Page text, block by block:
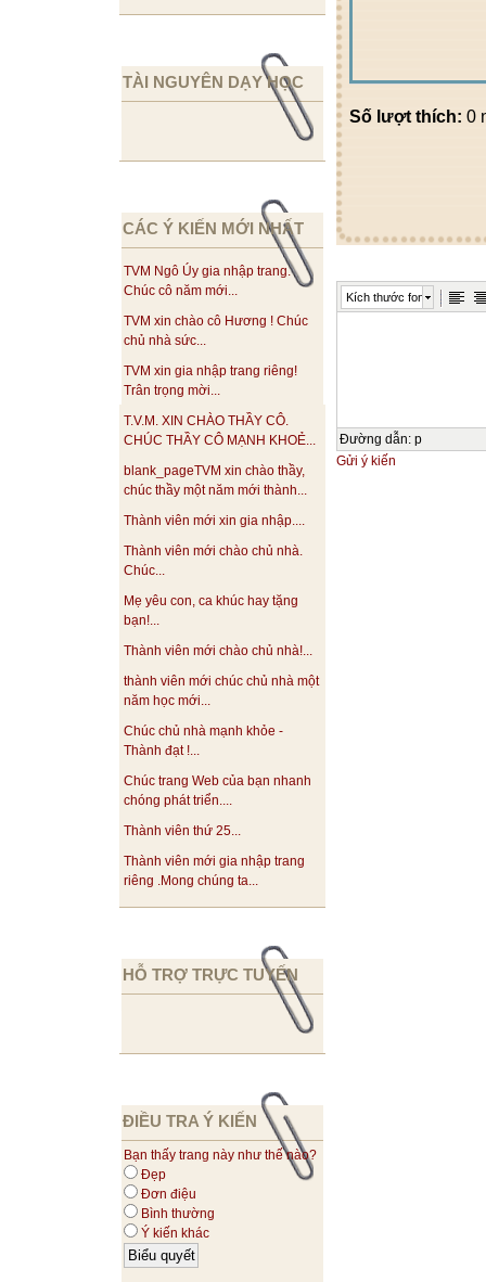
TÀI NGUYÊN DẠY HỌC
CÁC Ý KIẾN MỚI NHẤT
TVM Ngô Úy gia nhập trang.
Chúc cô năm mới...
TVM xin chào cô Hương ! Chúc
chủ nhà sức...
TVM xin gia nhập trang riêng!
Trân trọng mời...
T.V.M. XIN CHÀO THẦY CÔ.
CHÚC THẦY CÔ MẠNH KHOẺ...
blank_pageTVM xin chào thầy,
chúc thầy một năm mới thành...
Thành viên mới xin gia nhập....
Thành viên mới chào chủ nhà.
Chúc...
Mẹ yêu con, ca khúc hay tặng
bạn!...
Thành viên mới chào chủ nhà!...
thành viên mới chúc chủ nhà một
năm học mới...
Chúc chủ nhà mạnh khỏe -
Thành đạt !...
Chúc trang Web của bạn nhanh
chóng phát triển....
Thành viên thứ 25...
Thành viên mới gia nhập trang
riêng .Mong chúng ta...
HỖ TRỢ TRỰC TUYẾN
ĐIỀU TRA Ý KIẾN
Bạn thấy trang này như thế nào?
Đẹp
Đơn điệu
Bình thường
Ý kiến khác
Số lượt thích: 0
Kích thước font
Đường dẫn: p
Gửi ý kiến